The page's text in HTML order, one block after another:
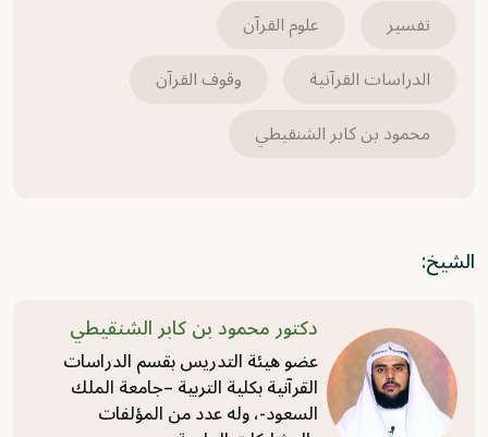
﴿وَسَخَّرَ لَكُمُ الشَّمْسَ وَالْقَمَرَ دَائِبَيْنِ﴾ [إبراهيم:
2025-07-20
تفسير
علوم القرآن
الدراسات القرآنية
وقوف القرآن
محمود بن كابر الشنقيطي
الشيخ:
دكتور محمود بن كابر الشنقيطي
عضو هيئة التدريس بقسم الدراسات
القرآنية بكلية التربية –جامعة الملك
السعود-، وله عدد من المؤلفات